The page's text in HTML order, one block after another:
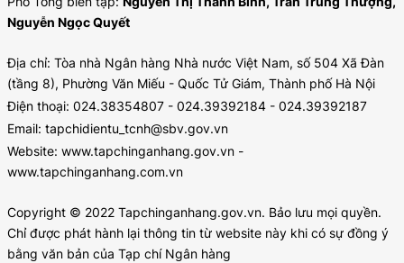
Nguyễn Ngọc Quyết
Địa chỉ: Tòa nhà Ngân hàng Nhà nước Việt Nam, số 504 Xã Đàn
(tầng 8), Phường Văn Miếu - Quốc Tử Giám, Thành phố Hà Nội
Điện thoại: 024.38354807 - 024.39392184 - 024.39392187
Email: tapchidientu_tcnh@sbv.gov.vn
Website: www.tapchinganhang.gov.vn -
www.tapchinganhang.com.vn
Copyright © 2022 Tapchinganhang.gov.vn. Bảo lưu mọi quyền.
Chỉ được phát hành lại thông tin từ website này khi có sự đồng ý
bằng văn bản của Tạp chí Ngân hàng